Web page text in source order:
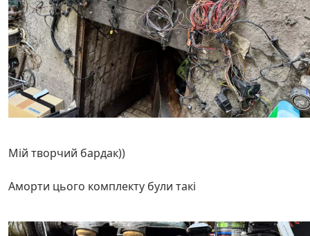
Мій творчий бардак))
Аморти цього комплекту були такі